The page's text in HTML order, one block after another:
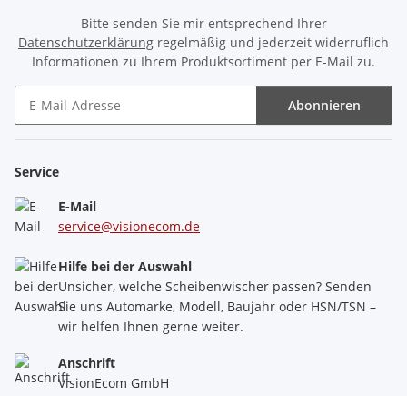
Bitte senden Sie mir entsprechend Ihrer
Datenschutzerklärung regelmäßig und jederzeit widerruflich
Informationen zu Ihrem Produktsortiment per E-Mail zu.
Abonnieren
Service
E-Mail
service@visionecom.de
Hilfe bei der Auswahl
Unsicher, welche Scheibenwischer passen? Senden
Sie uns Automarke, Modell, Baujahr oder HSN/TSN –
wir helfen Ihnen gerne weiter.
Anschrift
VisionEcom GmbH